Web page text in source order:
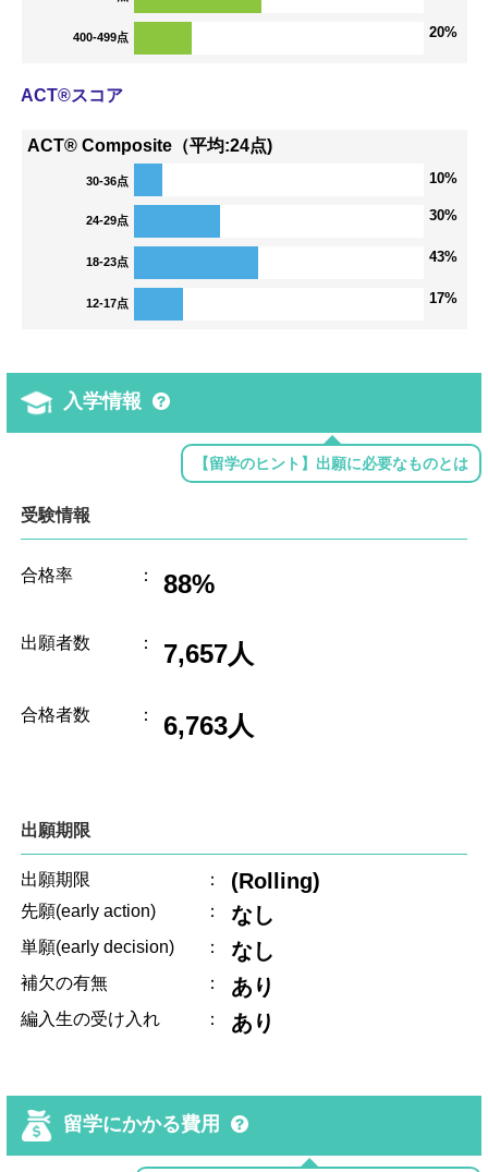
400-499点 20%
ACT®スコア
ACT® Composite（平均:24点)
30-36点 10%
24-29点 30%
18-23点 43%
12-17点 17%
入学情報
【留学のヒント】出願に必要なものとは
受験情報
合格率 ： 88%
出願者数 ： 7,657人
合格者数 ： 6,763人
出願期限
出願期限 ： (Rolling)
先願(early action) ： なし
単願(early decision) ： なし
補欠の有無 ： あり
編入生の受け入れ ： あり
留学にかかる費用